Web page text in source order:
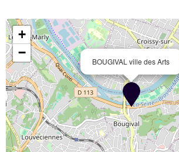
BOUGIVAL ville des Arts
+
−